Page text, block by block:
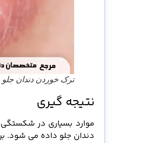
ترک خوردن دندان جلو
نتیجه گیری
موارد بسیاری در
دندان جلو داده می شود.